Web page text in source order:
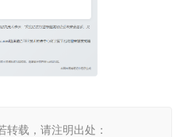
载，请注明出处：